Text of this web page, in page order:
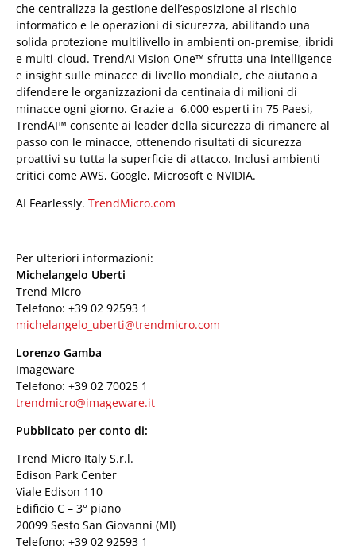
che centralizza la gestione dell’esposizione al rischio
informatico e le operazioni di sicurezza, abilitando una
solida protezione multilivello in ambienti on-premise, ibridi
e multi-cloud. TrendAI Vision One™ sfrutta una intelligence
e insight sulle minacce di livello mondiale, che aiutano a
difendere le organizzazioni da centinaia di milioni di
minacce ogni giorno. Grazie a 6.000 esperti in 75 Paesi,
TrendAI™ consente ai leader della sicurezza di rimanere al
passo con le minacce, ottenendo risultati di sicurezza
proattivi su tutta la superficie di attacco. Inclusi ambienti
critici come AWS, Google, Microsoft e NVIDIA.
AI Fearlessly. TrendMicro.com
Per ulteriori informazioni:
Michelangelo Uberti
Trend Micro
Telefono: +39 02 92593 1
michelangelo_uberti@trendmicro.com
Lorenzo Gamba
Imageware
Telefono: +39 02 70025 1
trendmicro@imageware.it
Pubblicato per conto di:
Trend Micro Italy S.r.l.
Edison Park Center
Viale Edison 110
Edificio C – 3° piano
20099 Sesto San Giovanni (MI)
Telefono: +39 02 92593 1